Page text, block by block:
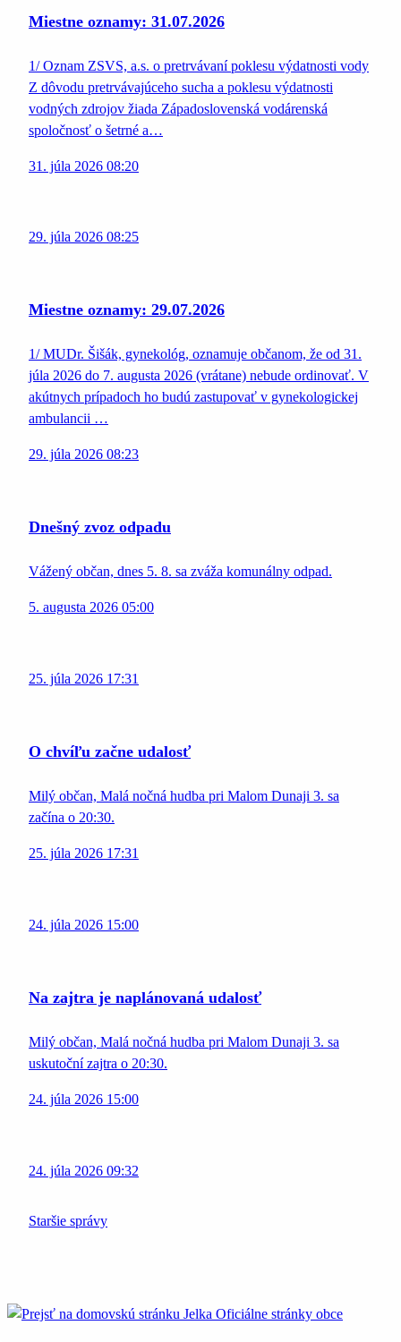
Miestne oznamy: 31.07.2026
1/ Oznam ZSVS, a.s. o pretrvávaní poklesu výdatnosti vody
Z dôvodu pretrvávajúceho sucha a poklesu výdatnosti
vodných zdrojov žiada Západoslovenská vodárenská
spoločnosť o šetrné a…
31. júla 2026 08:20
29. júla 2026 08:25
Miestne oznamy: 29.07.2026
1/ MUDr. Šišák, gynekológ, oznamuje občanom, že od 31.
júla 2026 do 7. augusta 2026 (vrátane) nebude ordinovať. V
akútnych prípadoch ho budú zastupovať v gynekologickej
ambulancii …
29. júla 2026 08:23
Dnešný zvoz odpadu
Vážený občan, dnes 5. 8. sa zváža komunálny odpad.
5. augusta 2026 05:00
25. júla 2026 17:31
O chvíľu začne udalosť
Milý občan, Malá nočná hudba pri Malom Dunaji 3. sa
začína o 20:30.
25. júla 2026 17:31
24. júla 2026 15:00
Na zajtra je naplánovaná udalosť
Milý občan, Malá nočná hudba pri Malom Dunaji 3. sa
uskutoční zajtra o 20:30.
24. júla 2026 15:00
24. júla 2026 09:32
Staršie správy
Jelka Oficiálne stránky obce